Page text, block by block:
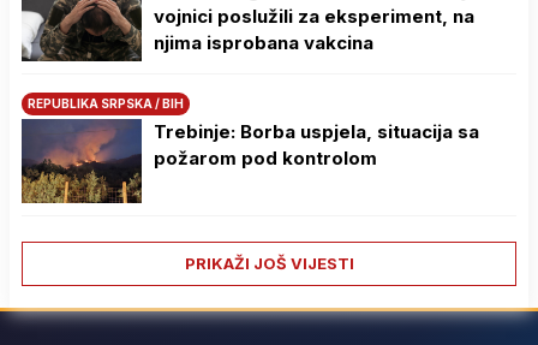
vojnici poslužili za eksperiment, na
njima isprobana vakcina
REPUBLIKA SRPSKA / BIH
Trebinje: Borba uspjela, situacija sa
požarom pod kontrolom
PRIKAŽI JOŠ VIJESTI